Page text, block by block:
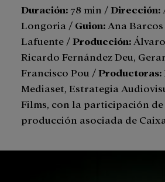
Duración: 78 min /Dirección:
Longoria / Guion: Ana
Lafuente /Producción:
Ricardo Fernández Deu,
Francisco Pou /Productoras:
Mediaset, Estrategia
Films, con la participación de
producción asociada de